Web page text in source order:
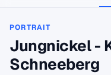
PORTRAIT
Jungnickel -
Schneeberg